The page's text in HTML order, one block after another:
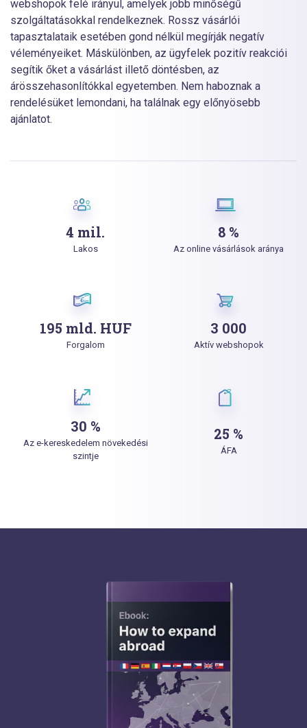
webshopok felé irányul, amelyek jobb minőségű
szolgáltatásokkal rendelkeznek. Rossz vásárlói
tapasztalataik esetében gond nélkül megírják negatív
véleményeiket. Máskülönben, az ügyfelek pozitív reakciói
segítik őket a vásárlást illető döntésben, az
árösszehasonlítókkal egyetemben. Nem haboznak a
rendelésüket lemondani, ha találnak egy előnyösebb
ajánlatot.
4 mil.
Lakos
8 %
Az online vásárlások aránya
195 mld. HUF
Forgalom
3 000
Aktív webshopok
30 %
Az e-kereskedelem növekedési
szintje
25 %
ÁFA